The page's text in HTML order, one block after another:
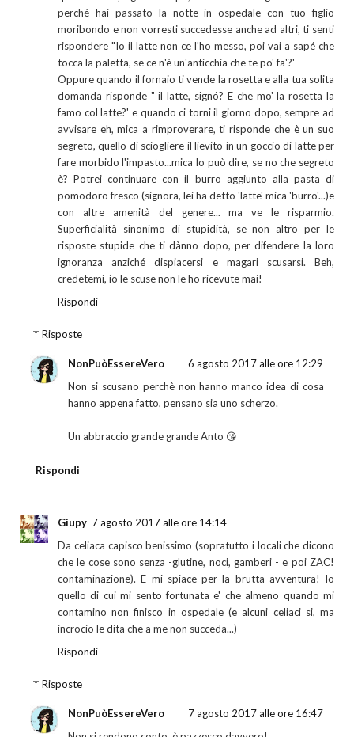
perché hai passato la notte in ospedale con tuo figlio
moribondo e non vorresti succedesse anche ad altri, ti senti
rispondere "Io il latte non ce l'ho messo, poi vai a sapé che
tocca la paletta, se ce n'è un'anticchia che te po' fa'?'
Oppure quando il fornaio ti vende la rosetta e alla tua solita
domanda risponde " il latte, signó? E che mo' la rosetta la
famo col latte?' e quando ci torni il giorno dopo, sempre ad
avvisare eh, mica a rimproverare, ti risponde che è un suo
segreto, quello di sciogliere il lievito in un goccio di latte per
fare morbido l'impasto...mica lo può dire, se no che segreto
è? Potrei continuare con il burro aggiunto alla pasta di
pomodoro fresco (signora, lei ha detto 'latte' mica 'burro'...)e
con altre amenità del genere... ma ve le risparmio.
Superficialità sinonimo di stupidità, se non altro per le
risposte stupide che ti dànno dopo, per difendere la loro
ignoranza anziché dispiacersi e magari scusarsi. Beh,
credetemi, io le scuse non le ho ricevute mai!
Rispondi
Risposte
NonPuòEssereVero
6 agosto 2017 alle ore 12:29
Non si scusano perchè non hanno manco idea di cosa
hanno appena fatto, pensano sia uno scherzo.
Un abbraccio grande grande Anto 😘
Rispondi
Giupy 7 agosto 2017 alle ore 14:14
Da celiaca capisco benissimo (sopratutto i locali che dicono
che le cose sono senza -glutine, noci, gamberi - e poi ZAC!
contaminazione). E mi spiace per la brutta avventura! Io
quello di cui mi sento fortunata e' che almeno quando mi
contamino non finisco in ospedale (e alcuni celiaci si, ma
incrocio le dita che a me non succeda...)
Rispondi
Risposte
NonPuòEssereVero
7 agosto 2017 alle ore 16:47